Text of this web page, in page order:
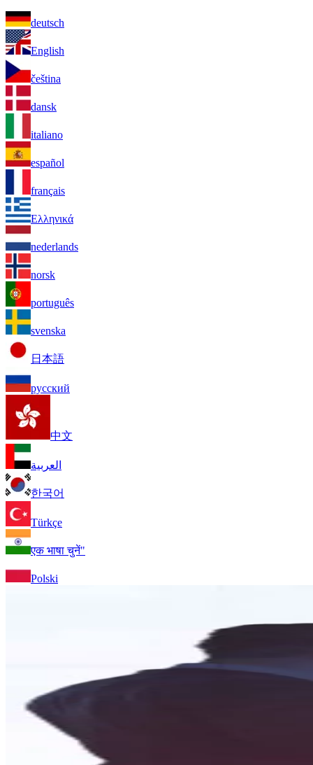
deutsch
English
čeština
dansk
italiano
español
français
Ελληνικά
nederlands
norsk
português
svenska
日本語
русский
中文
العربية
한국어
Türkçe
एक भाषा चुनें"
Polski